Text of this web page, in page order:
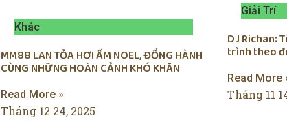
Khác
MM88 LAN TỎA HƠI ẤM NOEL, ĐỒNG HÀNH
CÙNG NHỮNG HOÀN CẢNH KHÓ KHĂN
Read More »
Tháng 12 24, 2025
Giải Trí
DJ Richan:
trình theo
Read More
Tháng 11